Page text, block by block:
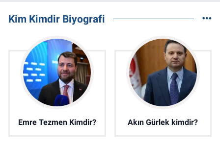
Kim Kimdir Biyografi
Emre Tezmen Kimdir? Akın Gürlek kimdir?